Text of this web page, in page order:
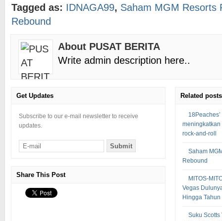
Tagged as: IDNAGA99, Saham MGM Resorts
Rebound
About PUSAT BERITA
Write admin description here..
Get Updates
Subscribe to our e-mail newsletter to receive
updates.
Share This Post
Related posts
rock-and-roll
Saham
Rebound
MITOS-
Vegas
Hingga
Suku